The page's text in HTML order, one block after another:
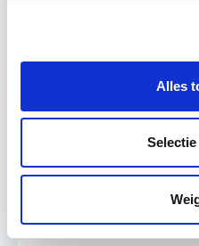
Alles
Tijdens deze opleiding
vastgoedprojecten te
verbeteren. De
Utrecht en/of